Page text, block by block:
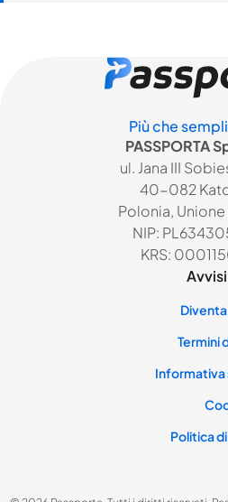
Più che
PASSPORTA
ul. Jana III
40-082
Polonia,
NIP:
KRS:
Termini
Informativa
Politica